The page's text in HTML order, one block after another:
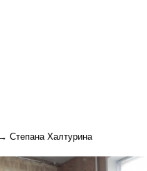
→ Степана Халтурина